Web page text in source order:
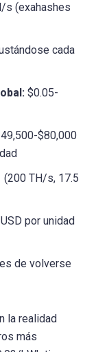
s (exahashes
cada
$0.05-
$80,000
(200 TH/s, 17.5
por unidad
de volverse
la realidad
más